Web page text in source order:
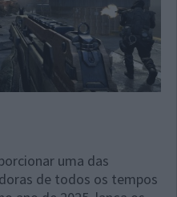
uma das
de todos os tempos